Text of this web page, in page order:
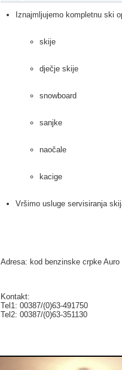
Iznajmljujemo kompletnu ski
skije
dječje skije
snowboard
sanjke
naočale
kacige
Vršimo usluge servisiranja
Adresa: kod benzinske crpke
Kontakt:
Tel1: 00387/(0)63-491750
Tel2: 00387/(0)63-351130